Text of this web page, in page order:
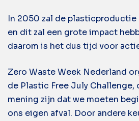
In 2050 zal de
en dit zal een grote impact
daarom is het dus tijd voor
Zero Waste Week Nederland
de Plastic Free July Challenge,
mening zijn dat we moeten
ons eigen afval. Door andere